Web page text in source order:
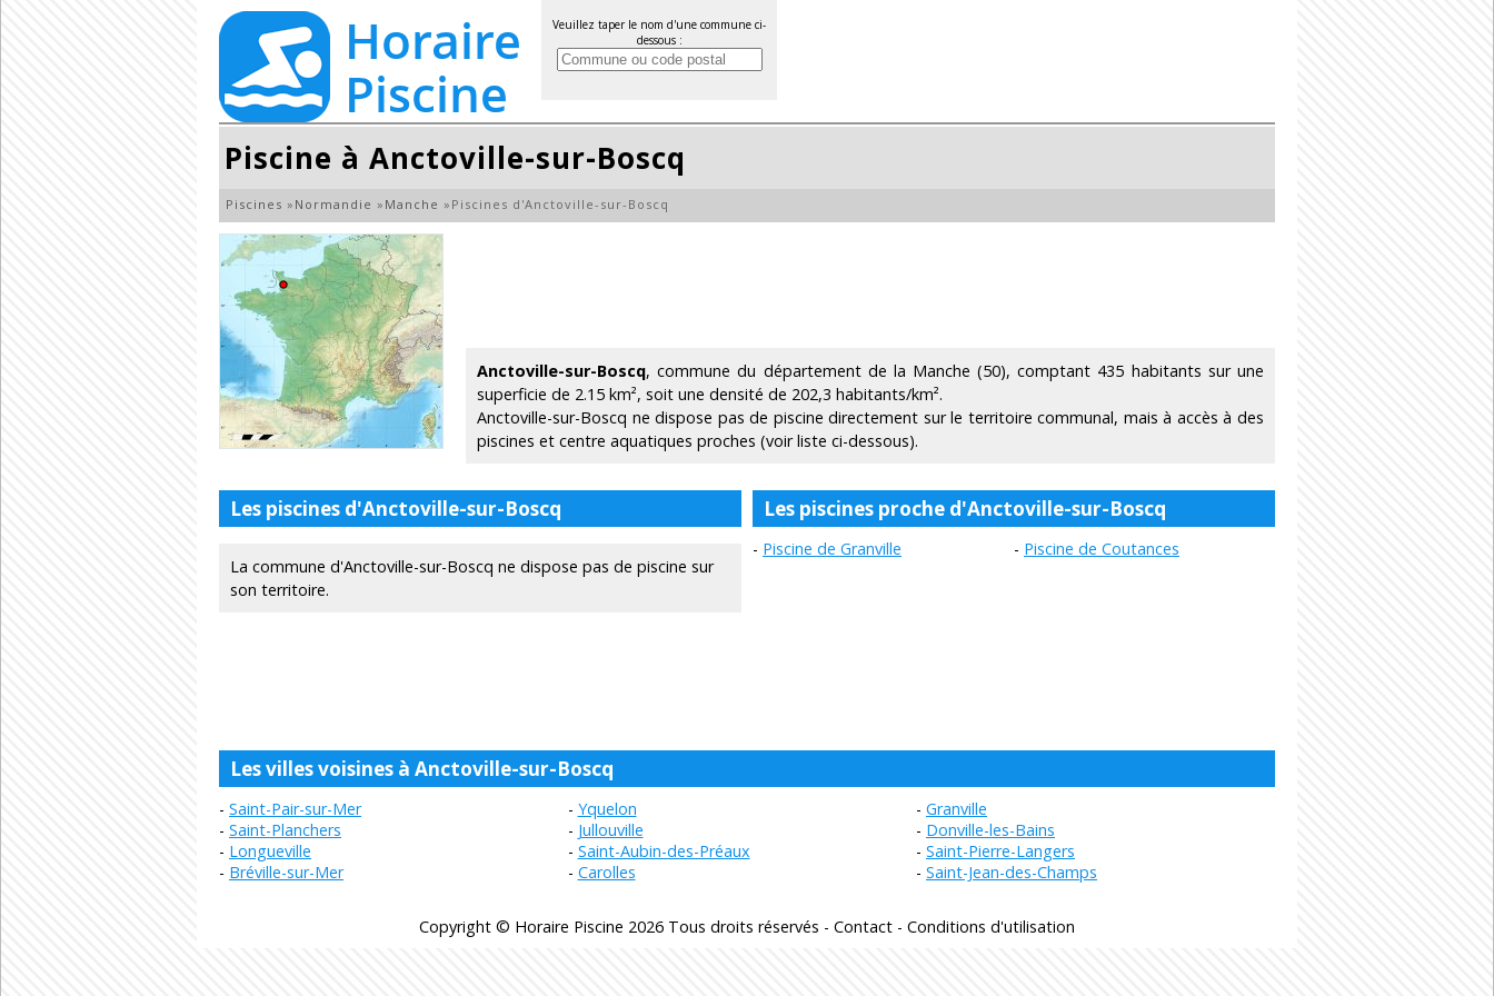
Veuillez taper le nom d'une commune ci-
dessous :
Piscine à Anctoville-sur-Boscq
Piscines » Normandie » Manche » Piscines d'Anctoville-sur-Boscq
Anctoville-sur-Boscq, commune du département de la Manche (50), comptant 435 habitants sur une
superficie de 2.15 km², soit une densité de 202,3 habitants/km².
Anctoville-sur-Boscq ne dispose pas de piscine directement sur le territoire communal, mais à accès à des
piscines et centre aquatiques proches (voir liste ci-dessous).
Les piscines d'Anctoville-sur-Boscq
La commune d'Anctoville-sur-Boscq ne dispose pas de piscine sur
son territoire.
Les piscines proche d'Anctoville-sur-Boscq
Piscine de Granville Piscine de Coutances
Les villes voisines à Anctoville-sur-Boscq
Saint-Pair-sur-Mer Yquelon
Granville
Saint-Planchers
Jullouville
Donville-les-Bains
Longueville
Saint-Aubin-des-Préaux
Saint-Pierre-Langers
Bréville-sur-Mer
Carolles Saint-Jean-des-Champs
Copyright © Horaire Piscine 2026 Tous droits réservés - Contact - Conditions d'utilisation